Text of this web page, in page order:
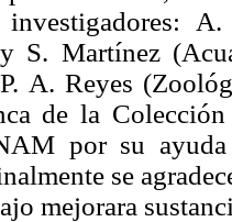
S. Martínez
A. Reyes
de la
por su
se
mejorara